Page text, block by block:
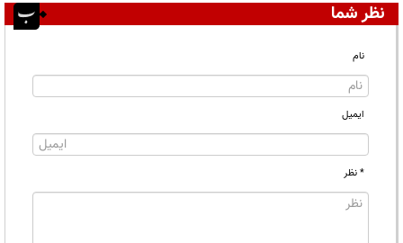
نظر شما
نام
ایمیل
* نظر